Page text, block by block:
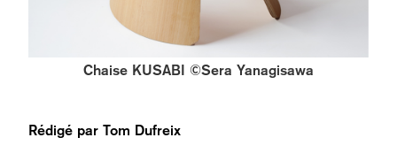
Chaise KUSABI ©Sera Yanagisawa
Rédigé par Tom Dufreix